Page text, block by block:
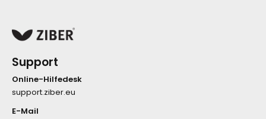
Support
Online-Hilfedesk
support.ziber.eu
E-Mail